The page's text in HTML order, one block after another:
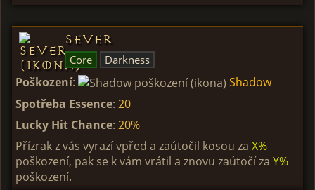
Sever
Core Darkness
Poškození:
Shadow
Spotřeba Essence: 20
Lucky Hit Chance: 20%
Přízrak z vás vyrazí vpřed a zaútočil kosou za X%
poškození, pak se k vám vrátil a znovu zaútočí za Y%
poškození.